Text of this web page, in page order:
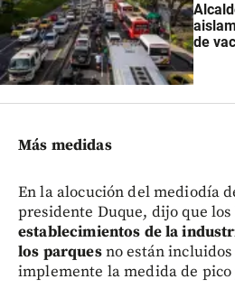
de
Más medidas
En la alocución del mediodía
presidente Duque, dijo que los
establecimientos de la
los parquesno están incluidos
implemente la medida de pico